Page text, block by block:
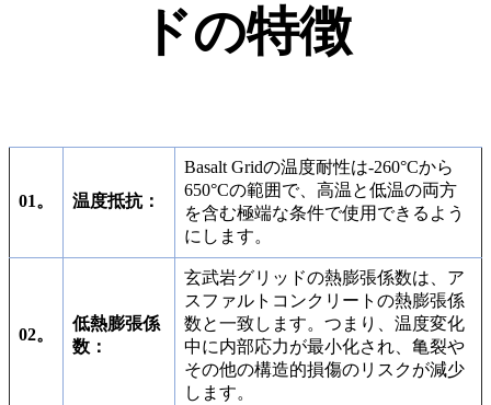
ドの特徴
01。 温度抵抗：
Basalt Gridの温度耐性は-260°Cから
650°Cの範囲で、高温と低温の両方
を含む極端な条件で使用できるよう
にします。
02。
低熱膨張係
数：
玄武岩グリッドの熱膨張係数は、ア
スファルトコンクリートの熱膨張係
数と一致します。つまり、温度変化
中に内部応力が最小化され、亀裂や
その他の構造的損傷のリスクが減少
します。